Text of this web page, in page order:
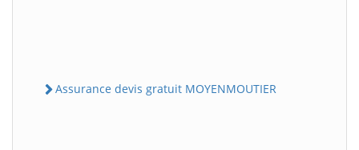
Assurance devis gratuit MOYENMOUTIER